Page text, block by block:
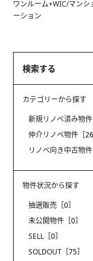
ワンルーム+WIC/マンシ
ーション
検索する
カテゴリーから探す
新規リノベ済み物件
仲介リノベ物件 ［
リノベ向き中古物件
物件状況から探す
抽選販売 ［0］
未公開物件 ［0］
SELL ［0］
SOLDOUT ［75］